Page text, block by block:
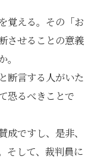
覚える。その「お
させることの意義
断言する人がいた
恐るべきことで
ですし、是非、
そして、裁判員に